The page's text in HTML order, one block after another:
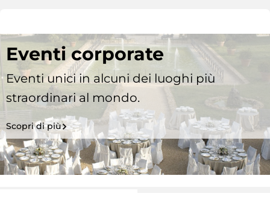
Eventi corporate
Eventi unici in alcuni dei luoghi più
straordinari al mondo.
Scopri di più